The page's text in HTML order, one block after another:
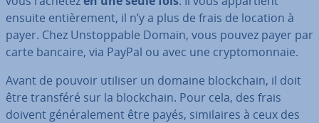
ensuite en­tiè­re­ment, il n’y a plus de frais de location à
payer. Chez Uns­top­pable Domain, vous pouvez payer par
carte bancaire, via PayPal ou avec une cryp­to­mon­naie.
Avant de pouvoir utiliser un domaine blo­ck­chain, il doit
être transféré sur la blo­ck­chain. Pour cela, des frais
doivent gé­né­ra­le­ment être payés, si­mi­laires à ceux des